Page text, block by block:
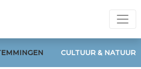
CULTUUR & NATUUR